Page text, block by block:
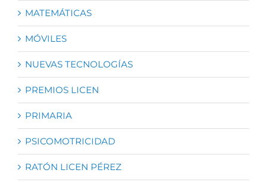
MATEMÁTICAS
MÓVILES
NUEVAS TECNOLOGÍAS
PREMIOS LICEN
PRIMARIA
PSICOMOTRICIDAD
RATÓN LICEN PÉREZ